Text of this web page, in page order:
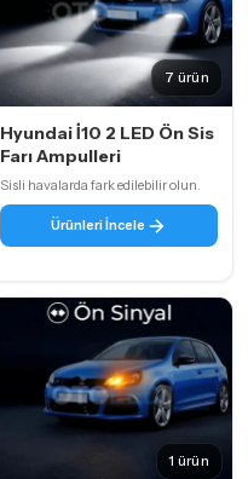
7 ürün
Hyundai İ10 2 LED Ön Sis
Farı Ampulleri
Sisli havalarda fark edilebilir olun.
Ürünleri İncele
1 ürün